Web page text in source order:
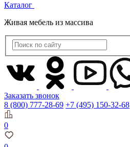
Каталог
Живая мебель из массива
Заказать звонок
8 (800) 777-28-69 +7 (495) 150-32-68
0